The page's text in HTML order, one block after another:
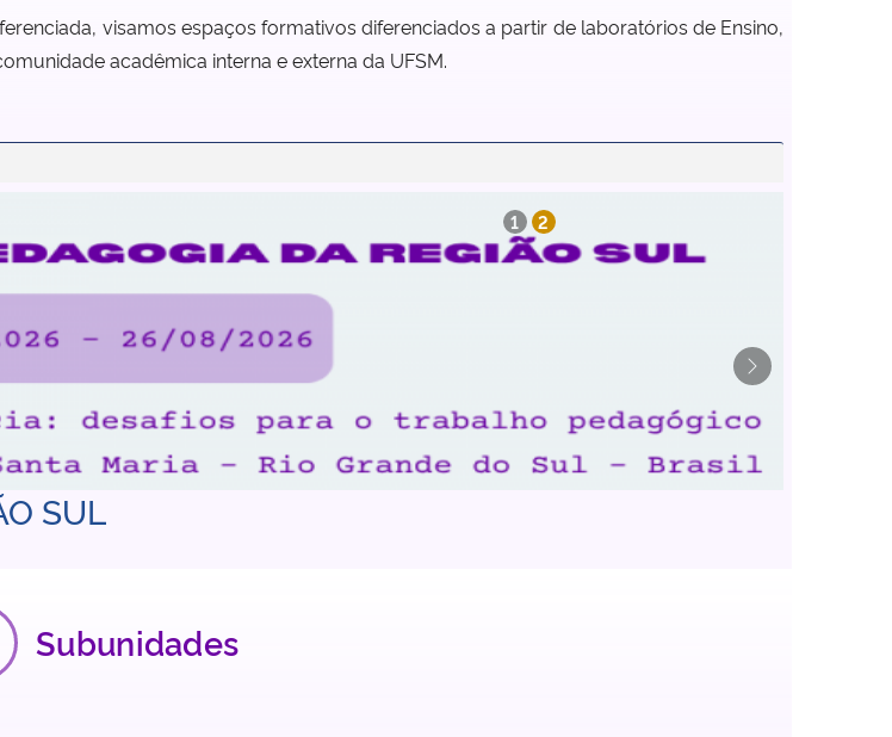
visamos espaços formativos diferenciados a partir de laboratórios de Ensino,
acadêmica interna e externa da UFSM.
1 2
SUL
Next
Subunidades